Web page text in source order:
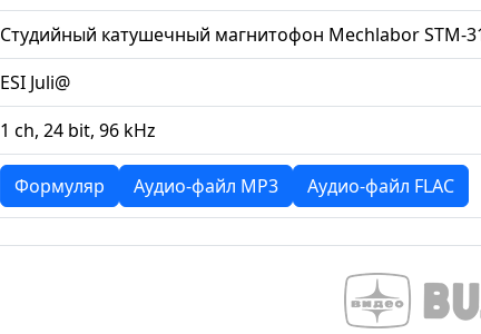
Студийный катушечный магнитофон Mechlabor STM-
ESI Juli@
1 ch, 24 bit, 96 kHz
Формуляр Аудио-файл MP3 Аудио-файл FLAC